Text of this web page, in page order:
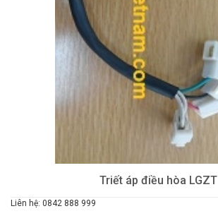
Triết áp điều hòa LGZT
Liên hệ: 0842 888 999